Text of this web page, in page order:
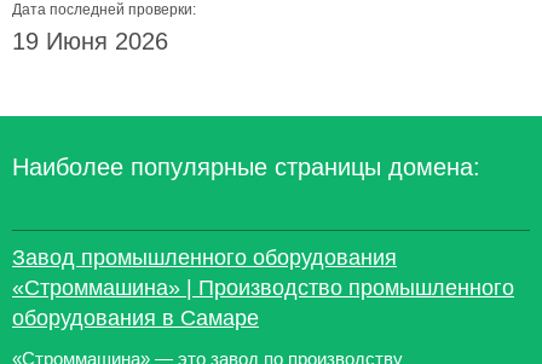
Дата последней проверки:
19 Июня 2026
Наиболее популярные страницы домена:
Завод промышленного оборудования
«Строммашина» | Производство промышленного
оборудования в Самаре
«Строммашина» — это завод по производству